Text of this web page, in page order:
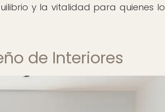
y la vitalidad para quienes lo
de Interiores